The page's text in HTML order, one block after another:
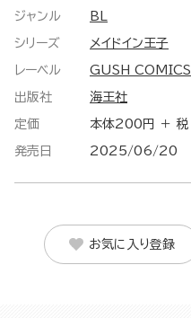
ジャンル BL
シリーズ メイドイン王子
レーベル GUSH COMICS
出版社 海王社
定価 本体200円 ＋ 税
発売日 2025/06/20
お気に入り登録